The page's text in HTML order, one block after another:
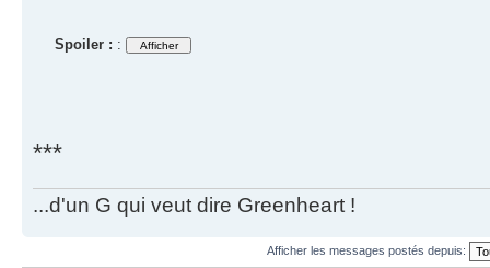
Spoiler : :
***
...d'un G qui veut dire Greenheart !
Afficher les messages postés depuis: